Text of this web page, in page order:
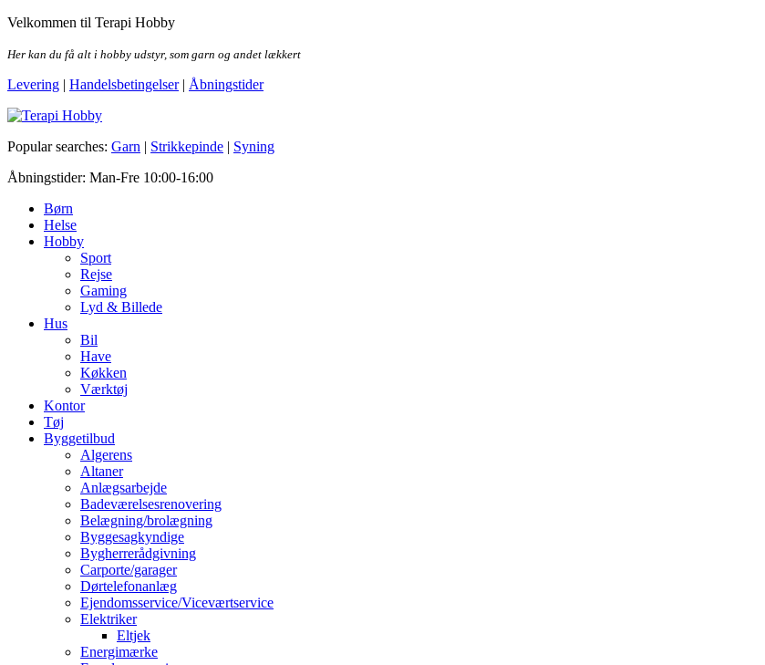
Skip
the
Velkommen til Terapi Hobby
Her kan du få alt i hobby udstyr, som garn og andet lækkert
Levering | Handelsbetingelser| Åbningstider
Terapi Hobby
Popular searches: Garn | Strikkepinde | Syning
Åbningstider: Man-Fre 10:00-16:00
Børn
Helse
Hobby
Sport
Rejse
Gaming
Lyd & Billede
Hus
Bil
Have
Køkken
Værktøj
Kontor
Tøj
Byggetilbud
Algerens
Altaner
Anlægsarbejde
Badeværelsesrenovering
Belægning/brolægning
Byggesagkyndige
Bygherrerådgivning
Carporte/garager
Dørtelefonanlæg
Ejendomsservice/Viceværtservice
Elektriker
Eltjek
Energimærke